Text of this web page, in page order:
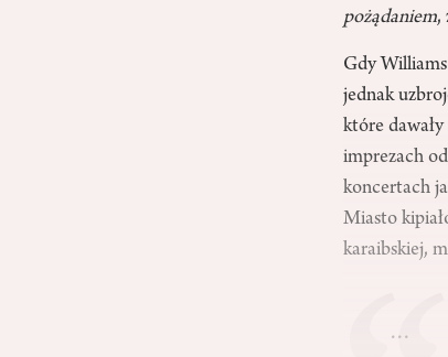
pożądaniem,
Gdy
jednak
które
imprezach
koncertach
Miasto
karaibskiej,
…